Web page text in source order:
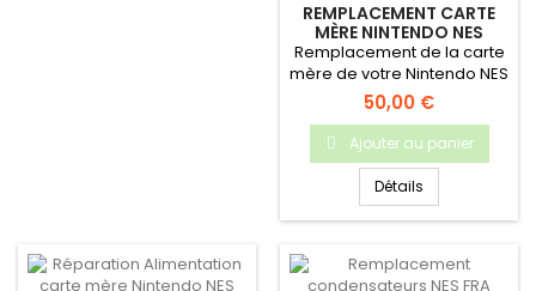
REMPLACEMENT CARTE
MÈRE NINTENDO NES
Remplacement de la carte
mère de votre Nintendo NES
50,00 €
Ajouter au panier
Détails